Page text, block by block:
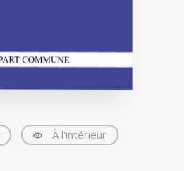
À l'intérieur